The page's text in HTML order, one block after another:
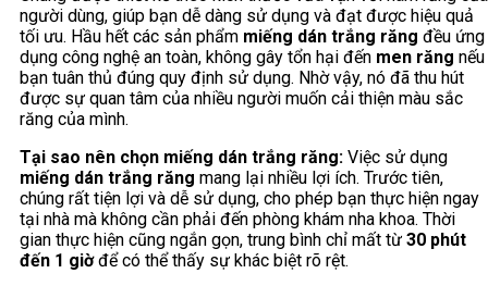
người dùng, giúp bạn dễ dàng sử dụng và đạt được hiệu quả
tối ưu. Hầu hết các sản phẩm miếng dán trắng răng đều ứng
dụng công nghệ an toàn, không gây tổn hại đến men răng nếu
bạn tuân thủ đúng quy định sử dụng. Nhờ vậy, nó đã thu hút
được sự quan tâm của nhiều người muốn cải thiện màu sắc
răng của mình.
Tại sao nên chọn miếng dán trắng răng: Việc sử dụng
miếng dán trắng răng mang lại nhiều lợi ích. Trước tiên,
chúng rất tiện lợi và dễ sử dụng, cho phép bạn thực hiện ngay
tại nhà mà không cần phải đến phòng khám nha khoa. Thời
gian thực hiện cũng ngắn gọn, trung bình chỉ mất từ 30 phút
đến 1 giờđể có thể thấy sự khác biệt rõ rệt.